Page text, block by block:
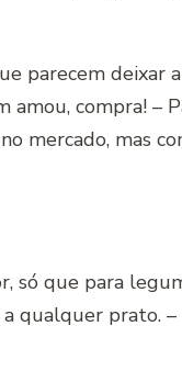
parecem deixar
amou, compra! –
mercado, mas
só que para
qualquer prato. –